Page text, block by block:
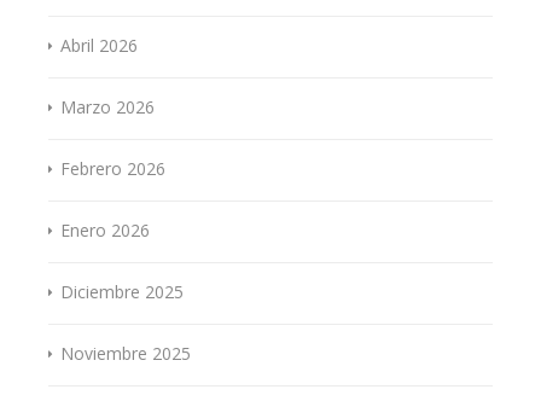
Abril 2026
Marzo 2026
Febrero 2026
Enero 2026
Diciembre 2025
Noviembre 2025